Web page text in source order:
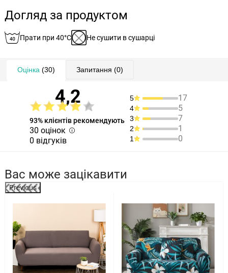
Догляд за продуктом
Прати при 40°C Не сушити в сушарці
Оцінка (30) Запитання (0)
4,2
93% клієнтів рекомендують
30 оцінок
0 відгуків
5 17
4 5
3 7
2 1
1 0
Вас може зацікавити
Previous